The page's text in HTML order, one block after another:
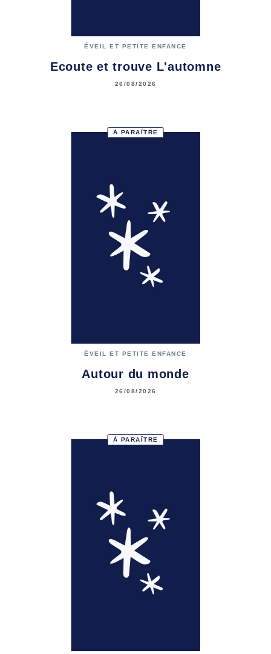
ÉVEIL ET PETITE ENFANCE
Ecoute et trouve L'automne
26/08/2026
À PARAÎTRE
ÉVEIL ET PETITE ENFANCE
Autour du monde
26/08/2026
À PARAÎTRE